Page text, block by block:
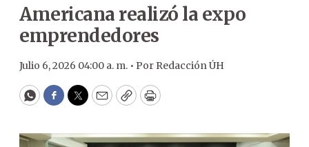
Americana realizó la expo
emprendedores
Julio 6, 2026 04:00 a. m. • Por Redacción ÚH
WhatsApp
Facebook
Twitter
EmailCopyPrint